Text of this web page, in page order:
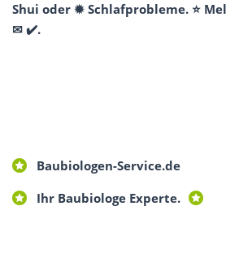
Shui oder ✹ Schlafprobleme. ⭐
✉ ✔️.
Baubiologen-Service.de
Ihr Baubiologe Experte.